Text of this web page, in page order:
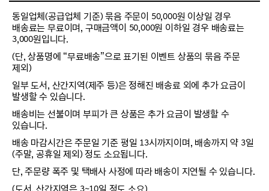
동일업체(공급업체 기준) 묶음 주문이 50,000원 이상일 경우
배송료는 무료이며, 구매금액이 50,000원 이하일 경우 배송료는
3,000원입니다.
(단, 상품명에 “무료배송”으로 표기된 이벤트 상품의 묶음 주문
제외)
일부 도서, 산간지역(제주 등)은 정해진 배송료 외에 추가 요금이
발생할 수 있습니다.
배송비는 선불이며 부피가 큰 상품은 추가 요금이 발생할 수
있습니다.
배송 마감시간은 주문일 기준 평일 13시까지이며, 배송까지 약 3일
(주말, 공휴일 제외) 정도 소요됩니다.
단, 주문량 폭주 및 택배사 사정에 따라 배송이 지연될 수 있습니다.